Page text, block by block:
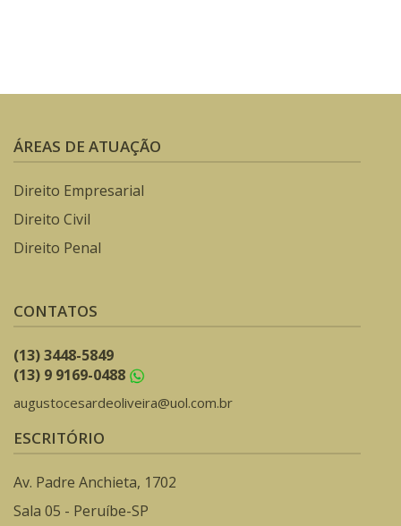
ÁREAS DE ATUAÇÃO
Direito Empresarial
Direito Civil
Direito Penal
CONTATOS
(13) 3448-5849
(13) 9 9169-0488
augustocesardeoliveira@uol.com.br
ESCRITÓRIO
Av. Padre Anchieta, 1702
Sala 05 - Peruíbe-SP